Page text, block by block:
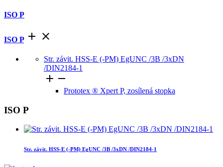
ISO P
ISO P  
Str. závit. HSS-E (-PM) EgUNC /3B /3xDN
/DIN2184-1
 
Prototex ® Xpert P, zosílená stopka
ISO P
Str. závit. HSS-E (-PM) EgUNC /3B /3xDN /DIN2184-1